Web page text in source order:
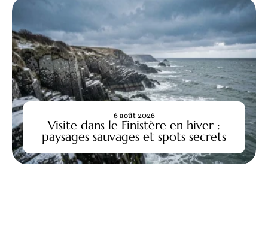
Visite dans le Finistère en hiver :
paysages sauvages et spots secrets
6 août 2026